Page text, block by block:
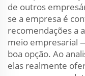
de outros
se a empresa é
recomendações a
meio empresarial
boa opção. Ao
elas realmente